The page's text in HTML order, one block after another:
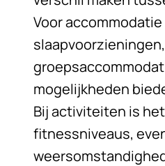
Voor
mogelijkheden
Bij activiteiten is
fitnessniveaus,